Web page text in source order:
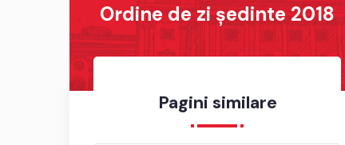
Ordine de zi ședinte 2018
Pagini similare